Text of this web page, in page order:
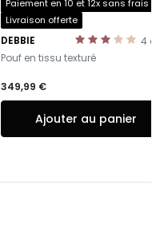
Paiement en 10 et 12x sans frais
Livraison offerte
4
DEBBIE
-
Pouf en tissu texturé
349,99 €
Ajouter au panier